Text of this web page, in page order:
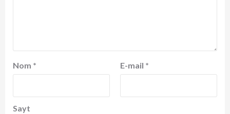
Nom * E-mail *
Sayt